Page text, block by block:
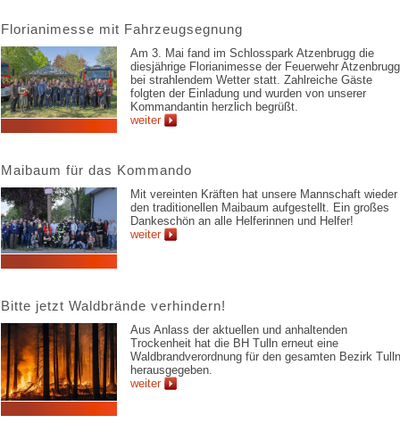
Florianimesse mit Fahrzeugsegnung
Am 3. Mai fand im Schlosspark Atzenbrugg die
diesjährige Florianimesse der Feuerwehr Atzenbrugg
bei strahlendem Wetter statt. Zahlreiche Gäste
folgten der Einladung und wurden von unserer
Kommandantin herzlich begrüßt.
weiter
Maibaum für das Kommando
Mit vereinten Kräften hat unsere Mannschaft wieder
den traditionellen Maibaum aufgestellt. Ein großes
Dankeschön an alle Helferinnen und Helfer!
weiter
Bitte jetzt Waldbrände verhindern!
Aus Anlass der aktuellen und anhaltenden
Trockenheit hat die BH Tulln erneut eine
Waldbrandverordnung für den gesamten Bezirk Tulln
herausgegeben.
weiter